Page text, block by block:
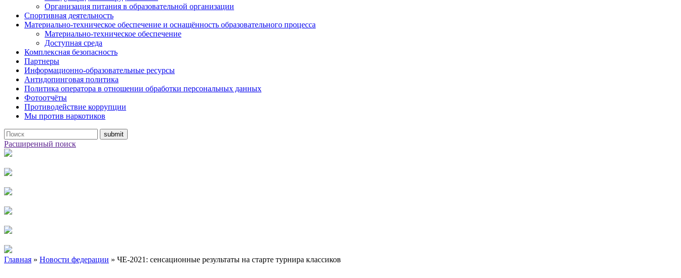
Организация питания в образовательной организации
Спортивная деятельность
Материально-техническое обеспечение и оснащённость образовательного процесса
Материально-техническое обеспечение
Доступная среда
Комплексная безопасность
Партнеры
Информационно-образовательные ресурсы
Антидопинговая политика
Политика оператора в отношении обработки персональных данных
Фотоотчёты
Противодействие коррупции
Мы против наркотиков
Расширенный поиск
Главная » Новости федерации » ЧЕ-2021: сенсационные результаты на старте турнира классиков